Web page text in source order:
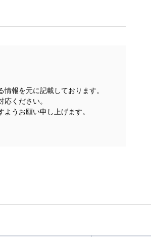
報を元に記載しております。
ください。
うお願い申し上げます。